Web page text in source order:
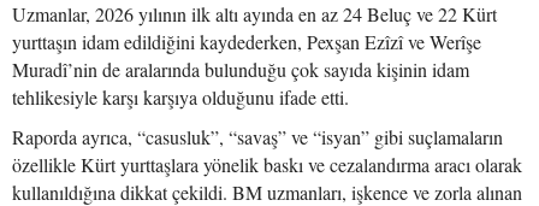
Uzmanlar, 2026 yılının ilk altı ayında en az 24 Beluç ve 22 Kürt
yurttaşın idam edildiğini kaydederken, Pexşan Ezîzî ve Werîşe
Muradî’nin de aralarında bulunduğu çok sayıda kişinin idam
tehlikesiyle karşı karşıya olduğunu ifade etti.
Raporda ayrıca, “casusluk”, “savaş” ve “isyan” gibi suçlamaların
özellikle Kürt yurttaşlara yönelik baskı ve cezalandırma aracı olarak
kullanıldığına dikkat çekildi. BM uzmanları, işkence ve zorla alınan